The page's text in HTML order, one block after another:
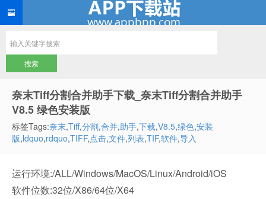
奈末Tiff分割合并助手下载_奈末Tiff分割合并助手
V8.5 绿色安装版
标签Tags:奈末,Tiff,分割,合并,助手,下载,V8.5,绿色,安装
版,ldquo,rdquo,TIFF,点击,文件,列表,TIF,软件,导入
运行环境:/ALL/Windows/MacOS/Linux/Android/iOS
软件位数:32位/X86/64位/X64